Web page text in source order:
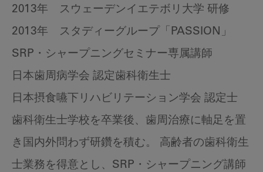
2013年 スウェーデンイエテボリ大学 研修
2013年 スタディーグループ「PASSION」
SRP・シャープニングセミナー専属講師
日本歯周病学会 認定歯科衛生士
日本摂食嚥下リハビリテーション学会 認定士
歯科衛生士学校を卒業後、歯周治療に軸足を置
き国内外問わず研鑽を積む。 高齢者の歯科衛生
士業務を得意とし、SRP・シャープニング講師